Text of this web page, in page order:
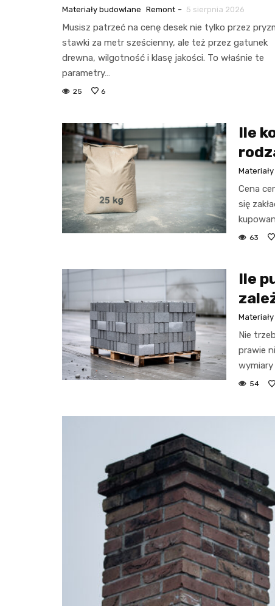
Materiały budowlane Remont - 5 sierpnia 2026
Musisz patrzeć na cenę desek nie tylko przez
stawki za metr sześcienny, ale też przez gatunek
drewna, wilgotność i klasę jakości. To właśnie te
parametry…
25 6
Ile
Cena
się
63
Ile
Nie
prawie
54